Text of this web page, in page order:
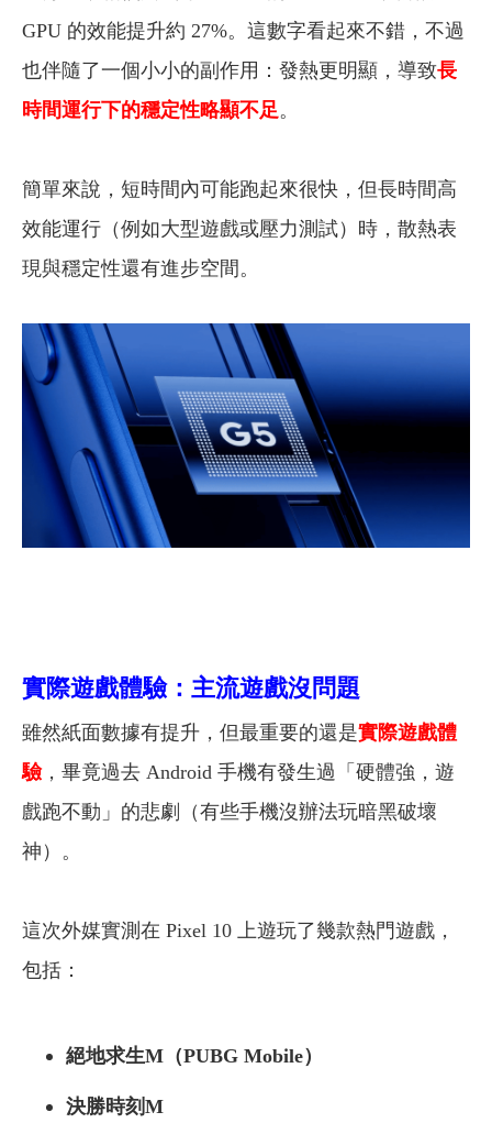
GPU 的效能提升約 27%。這數字看起來不錯，不過
也伴隨了一個小小的副作用：發熱更明顯，導致長
時間運行下的穩定性略顯不足。
簡單來說，短時間內可能跑起來很快，但長時間高
效能運行（例如大型遊戲或壓力測試）時，散熱表
現與穩定性還有進步空間。
實際遊戲體驗：主流遊戲沒問題
雖然紙面數據有提升，但最重要的還是實際遊戲體
驗，畢竟過去 Android 手機有發生過「硬體強，遊
戲跑不動」的悲劇（有些手機沒辦法玩暗黑破壞
神）。
這次外媒實測在 Pixel 10 上遊玩了幾款熱門遊戲，
包括：
絕地求生M（PUBG Mobile）
決勝時刻M